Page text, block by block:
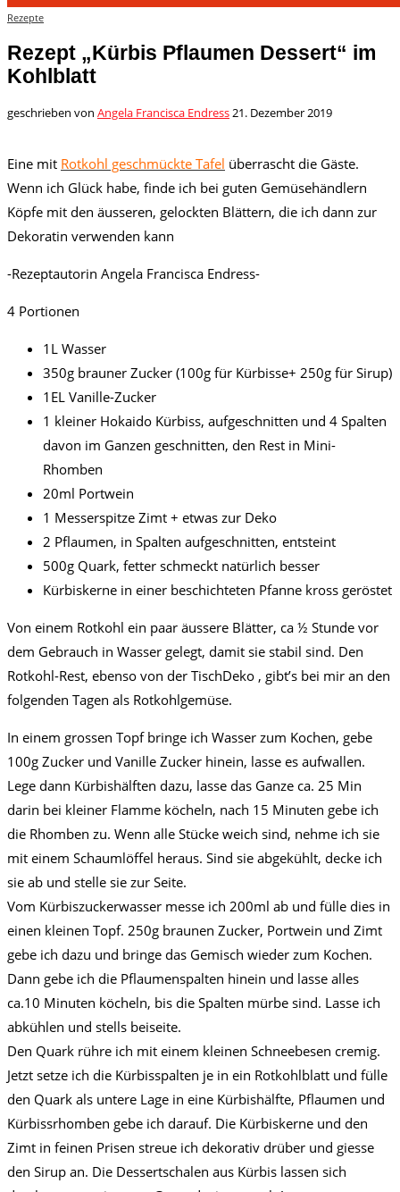
Rezepte
Rezept „Kürbis Pflaumen Dessert“ im
Kohlblatt
geschrieben von Angela Francisca Endress21. Dezember 2019
Eine mit Rotkohl geschmückte Tafel überrascht die Gäste.
Wenn ich Glück habe, finde ich bei guten Gemüsehändlern
Köpfe mit den äusseren, gelockten Blättern, die ich dann zur
Dekoratin verwenden kann
-Rezeptautorin Angela Francisca Endress-
4 Portionen
1L Wasser
350g brauner Zucker (100g für Kürbisse+ 250g für Sirup)
1EL Vanille-Zucker
1 kleiner Hokaido Kürbiss, aufgeschnitten und 4 Spalten
davon im Ganzen geschnitten, den Rest in Mini-
Rhomben
20ml Portwein
1 Messerspitze Zimt + etwas zur Deko
2 Pflaumen, in Spalten aufgeschnitten, entsteint
500g Quark, fetter schmeckt natürlich besser
Kürbiskerne in einer beschichteten Pfanne kross geröstet
Von einem Rotkohl ein paar äussere Blätter, ca ½ Stunde vor
dem Gebrauch in Wasser gelegt, damit sie stabil sind. Den
Rotkohl-Rest, ebenso von der TischDeko , gibt’s bei mir an den
folgenden Tagen als Rotkohlgemüse.
In einem grossen Topf bringe ich Wasser zum Kochen, gebe
100g Zucker und Vanille Zucker hinein, lasse es aufwallen.
Lege dann Kürbishälften dazu, lasse das Ganze ca. 25 Min
darin bei kleiner Flamme köcheln, nach 15 Minuten gebe ich
die Rhomben zu. Wenn alle Stücke weich sind, nehme ich sie
mit einem Schaumlöffel heraus. Sind sie abgekühlt, decke ich
sie ab und stelle sie zur Seite.
Vom Kürbiszuckerwasser messe ich 200ml ab und fülle dies in
einen kleinen Topf. 250g braunen Zucker, Portwein und Zimt
gebe ich dazu und bringe das Gemisch wieder zum Kochen.
Dann gebe ich die Pflaumenspalten hinein und lasse alles
ca.10 Minuten köcheln, bis die Spalten mürbe sind. Lasse ich
abkühlen und stells beiseite.
Den Quark rühre ich mit einem kleinen Schneebesen cremig.
Jetzt setze ich die Kürbisspalten je in ein Rotkohlblatt und fülle
den Quark als untere Lage in eine Kürbishälfte, Pflaumen und
Kürbissrhomben gebe ich darauf. Die Kürbiskerne und den
Zimt in feinen Prisen streue ich dekorativ drüber und giesse
den Sirup an. Die Dessertschalen aus Kürbis lassen sich